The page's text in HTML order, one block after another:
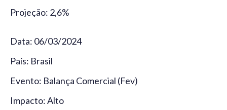
Projeção: 2,6%
Data: 06/03/2024
País: Brasil
Evento: Balança Comercial (Fev)
Impacto: Alto